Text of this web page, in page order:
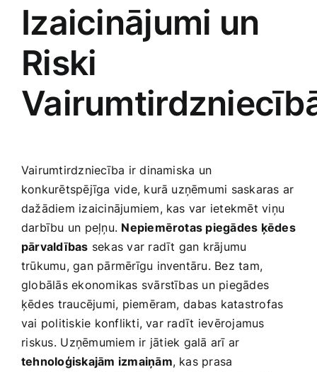
Izaicinājumi un
Riski
Vairumtirdzniecība ir‍ dinamiska un
konkurētspējīga vide, kurā uzņēmumi saskaras ar
dažādiem izaicinājumiem, kas var ietekmēt viņu
darbību un peļņu. Nepiemērotas piegādes ķēdes
pārvaldības sekas var radīt gan krājumu
trūkumu, gan pārmērīgu ‍inventāru. Bez tam,
globālās ekonomikas svārstības un piegādes​
ķēdes ⁢traucējumi, piemēram,⁣ dabas katastrofas
vai‌ politiskie konflikti, var radīt⁣ ievērojamus
⁤riskus.⁣ Uzņēmumiem‌ ir⁢ jātiek galā ​arī ar
tehnoloģiskajām izmaiņām, kas prasa